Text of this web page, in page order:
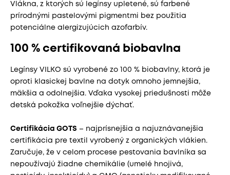
Vlákna, z ktorých sú legínsy upletené, sú farbené
prírodnými pastelovými pigmentmi bez použitia
potenciálne alergizujúcich azofarbív.
100 % certifikovaná biobavlna
Legínsy VILKO sú vyrobené zo 100 % biobavlny, ktorá je
oproti klasickej bavlne na dotyk omnoho jemnejšia,
mäkšia a odolnejšia. Vďaka vysokej priedušnosti môže
detská pokožka voľnejšie dýchať.
Certifikácia GOTS – najprísnejšia a najuznávanejšia
certifikácia pre textil vyrobený z organických vlákien.
Zaručuje, že v celom procese pestovania bavlníka sa
nepoužívajú žiadne chemikálie (umelé hnojivá,